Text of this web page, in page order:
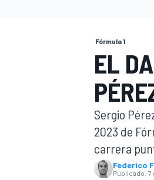
INDYCAR
Fórmula 1
EL
Sergio
2023 de
carrera
Federico
Publicado: 7